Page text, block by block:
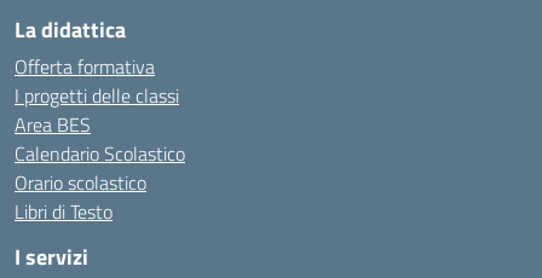
La didattica
Offerta formativa
I progetti delle classi
Area BES
Calendario Scolastico
Orario scolastico
Libri di Testo
I servizi